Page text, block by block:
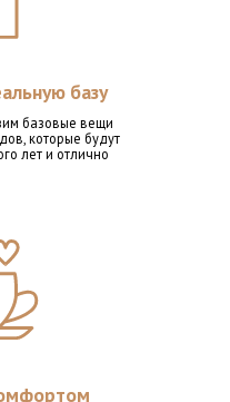
базу
базовые вещи
которые будут
лет и отлично